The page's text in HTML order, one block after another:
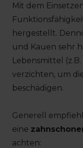
Mit dem
hergestellt.
und Kauen sehr
Lebensmittel
verzichten, um
beschädigen.
Generell
eine
achten: